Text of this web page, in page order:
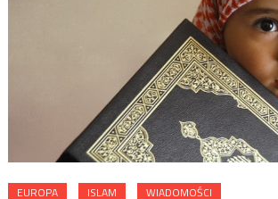
EUROPA ISLAM WIADOMOŚCI